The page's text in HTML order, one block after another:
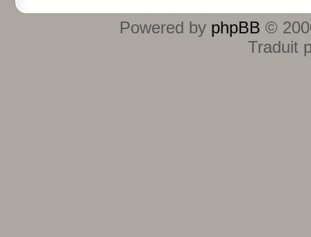
Powered by phpBB ©
Traduit